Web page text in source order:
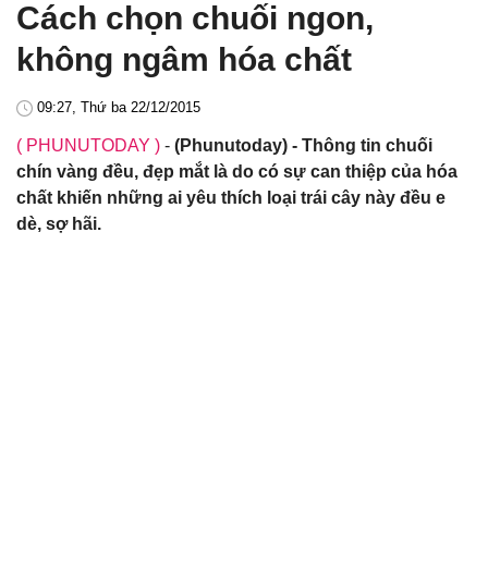
Cách chọn chuối ngon,
không ngâm hóa chất
09:27, Thứ ba 22/12/2015
( PHUNUTODAY ) - (Phunutoday) - Thông tin chuối
chín vàng đều, đẹp mắt là do có sự can thiệp của hóa
chất khiến những ai yêu thích loại trái cây này đều e
dè, sợ hãi.